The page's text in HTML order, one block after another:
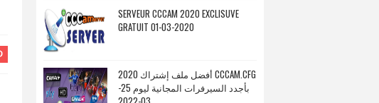
SERVEUR CCCAM 2020 EXCLISUVE
GRATUIT 01-03-2020
أفضل ملف إشتراك 2020 CCCAM.CFG
بأجدد السيرفرات المجانية ليوم 25-